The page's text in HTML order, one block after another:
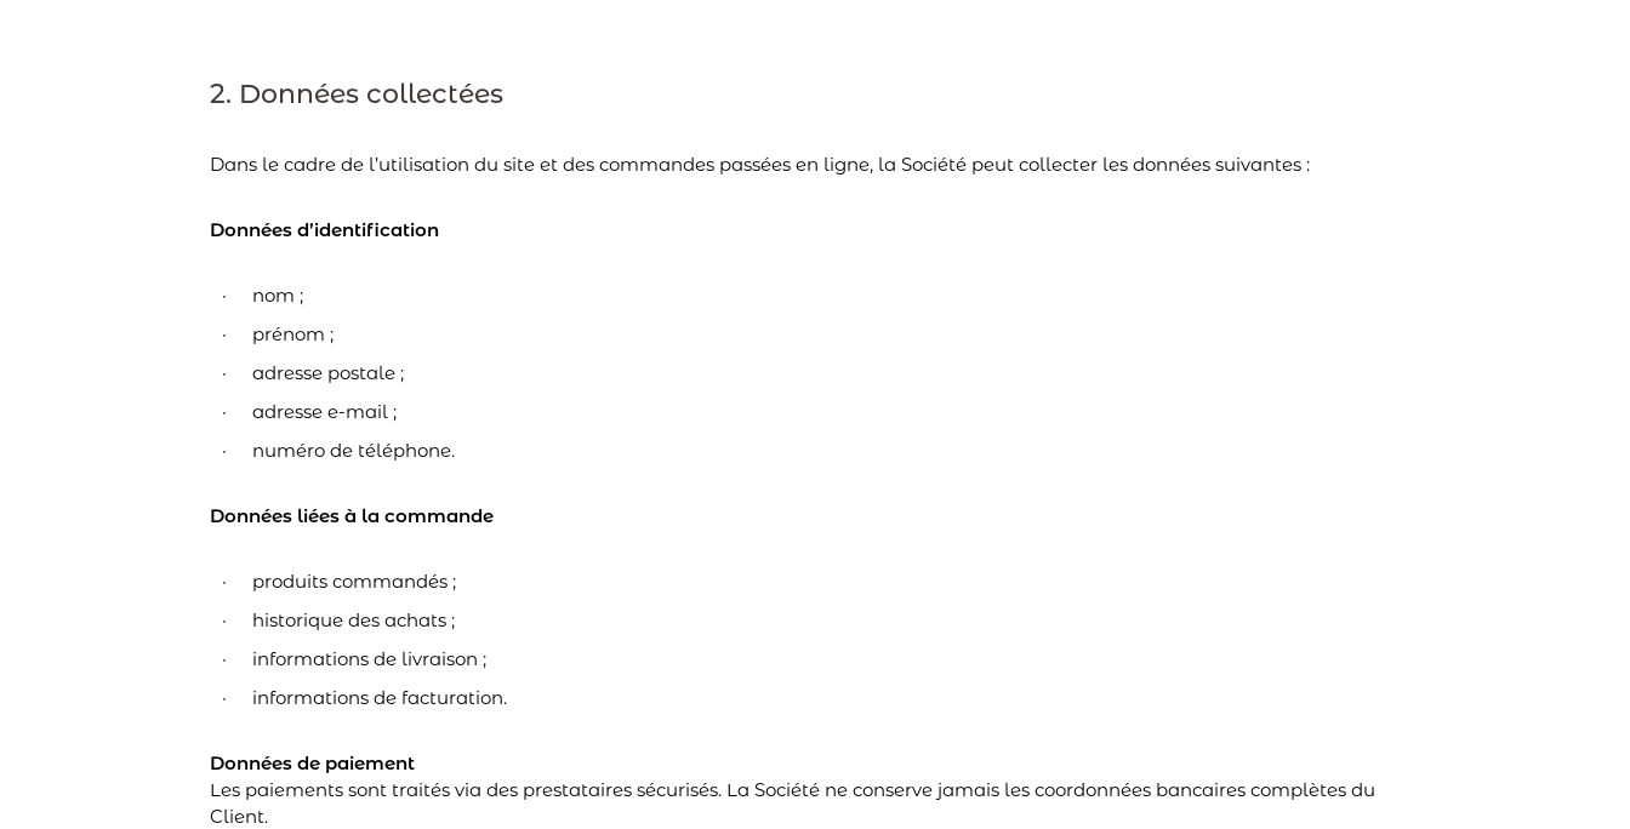
2. Données collectées
Dans le cadre de l’utilisation du site et des commandes passées en ligne, la Société peut collecter les données suivantes :
Données d’identification
nom ;
prénom ;
adresse postale ;
adresse e-mail ;
numéro de téléphone.
Données liées à la commande
produits commandés ;
historique des achats ;
informations de livraison ;
informations de facturation.
Données de paiement
Les paiements sont traités via des prestataires sécurisés. La Société ne conserve jamais les coordonnées bancaires complètes du
Client.